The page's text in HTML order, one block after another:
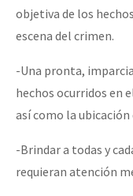
objetiva de los
escena del crimen.
-Una pronta,
hechos ocurridos en
así como la
-Brindar a todas y
requieran atención